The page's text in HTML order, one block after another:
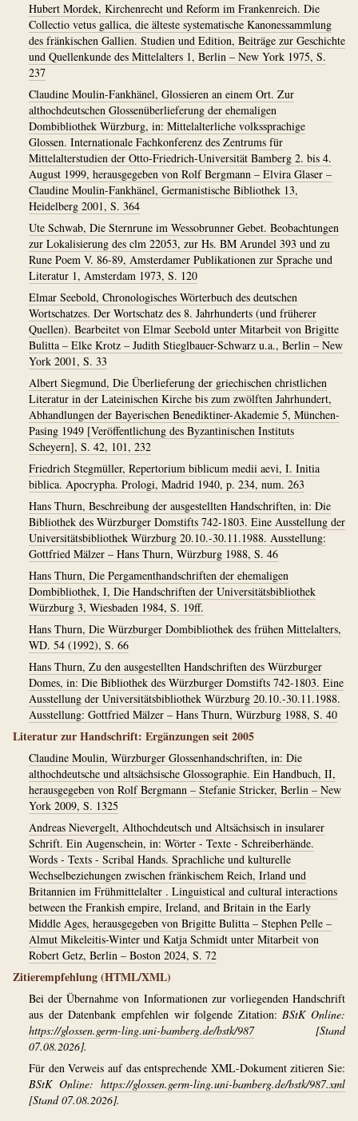
Hubert Mordek, Kirchenrecht und Reform im Frankenreich. Die
Collectio vetus gallica, die älteste systematische Kanonessammlung
des fränkischen Gallien. Studien und Edition, Beiträge zur Geschichte
und Quellenkunde des Mittelalters 1, Berlin – New York 1975, S.
237
Claudine Moulin-Fankhänel, Glossieren an einem Ort. Zur
althochdeutschen Glossenüberlieferung der ehemaligen
Dombibliothek Würzburg, in: Mittelalterliche volkssprachige
Glossen. Internationale Fachkonferenz des Zentrums für
Mittelalterstudien der Otto-Friedrich-Universität Bamberg 2. bis 4.
August 1999, herausgegeben von Rolf Bergmann – Elvira Glaser –
Claudine Moulin-Fankhänel, Germanistische Bibliothek 13,
Heidelberg 2001, S. 364
Ute Schwab, Die Sternrune im Wessobrunner Gebet. Beobachtungen
zur Lokalisierung des clm 22053, zur Hs. BM Arundel 393 und zu
Rune Poem V. 86-89, Amsterdamer Publikationen zur Sprache und
Literatur 1, Amsterdam 1973, S. 120
Elmar Seebold, Chronologisches Wörterbuch des deutschen
Wortschatzes. Der Wortschatz des 8. Jahrhunderts (und früherer
Quellen). Bearbeitet von Elmar Seebold unter Mitarbeit von Brigitte
Bulitta – Elke Krotz – Judith Stieglbauer-Schwarz u.a., Berlin – New
York 2001, S. 33
Albert Siegmund, Die Überlieferung der griechischen christlichen
Literatur in der Lateinischen Kirche bis zum zwölften Jahrhundert,
Abhandlungen der Bayerischen Benediktiner-Akademie 5, München-
Pasing 1949 [Veröffentlichung des Byzantinischen Instituts
Scheyern], S. 42, 101, 232
Friedrich Stegmüller, Repertorium biblicum medii aevi, I. Initia
biblica. Apocrypha. Prologi, Madrid 1940, p. 234, num. 263
Hans Thurn, Beschreibung der ausgestellten Handschriften, in: Die
Bibliothek des Würzburger Domstifts 742-1803. Eine Ausstellung der
Universitätsbibliothek Würzburg 20.10.-30.11.1988. Ausstellung:
Gottfried Mälzer – Hans Thurn, Würzburg 1988, S. 46
Hans Thurn, Die Pergamenthandschriften der ehemaligen
Dombibliothek, I, Die Handschriften der Universitätsbibliothek
Würzburg 3, Wiesbaden 1984, S. 19ff.
Hans Thurn, Die Würzburger Dombibliothek des frühen Mittelalters,
WD. 54 (1992), S. 66
Hans Thurn, Zu den ausgestellten Handschriften des Würzburger
Domes, in: Die Bibliothek des Würzburger Domstifts 742-1803. Eine
Ausstellung der Universitätsbibliothek Würzburg 20.10.-30.11.1988.
Ausstellung: Gottfried Mälzer – Hans Thurn, Würzburg 1988, S. 40
Literatur zur Handschrift: Ergänzungen seit 2005
Claudine Moulin, Würzburger Glossenhandschriften, in: Die
althochdeutsche und altsächsische Glossographie. Ein Handbuch, II,
herausgegeben von Rolf Bergmann – Stefanie Stricker, Berlin – New
York 2009, S. 1325
Andreas Nievergelt, Althochdeutsch und Altsächsisch in insularer
Schrift. Ein Augenschein, in: Wörter - Texte - Schreiberhände.
Words - Texts - Scribal Hands. Sprachliche und kulturelle
Wechselbeziehungen zwischen fränkischem Reich, Irland und
Britannien im Frühmittelalter . Linguistical and cultural interactions
between the Frankish empire, Ireland, and Britain in the Early
Middle Ages, herausgegeben von Brigitte Bulitta – Stephen Pelle –
Almut Mikeleitis-Winter und Katja Schmidt unter Mitarbeit von
Robert Getz, Berlin – Boston 2024, S. 72
Zitierempfehlung (HTML/XML)
Bei der Übernahme von Informationen zur vorliegenden Handschrift
aus der Datenbank empfehlen wir folgende Zitation:BStK Online:
https://glossen.germ-ling.uni-bamberg.de/bstk/987[Stand
07.08.2026].
Für den Verweis auf das entsprechende XML-Dokument zitieren Sie:
BStK Online: https://glossen.germ-ling.uni-bamberg.de/bstk/987.xml
[Stand 07.08.2026].